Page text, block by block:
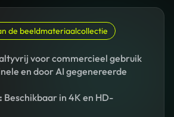
de beeldmateriaalcollectie
voor commercieel gebruik
en door AI gegenereerde
Beschikbaar in 4K en HD-